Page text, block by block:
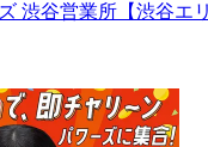
渋谷営業所【渋谷エ